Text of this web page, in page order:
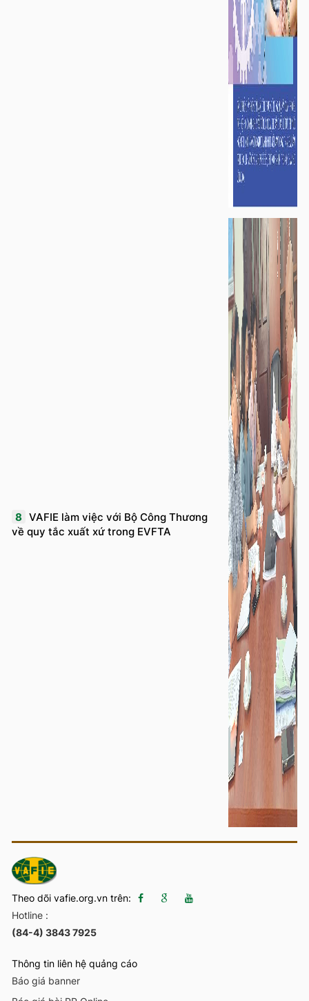
8 VAFIE làm việc với Bộ Công Thương
về quy tắc xuất xứ trong EVFTA
Theo dõi vafie.org.vn trên:
Hotline :
(84-4) 3843 7925
Thông tin liên hệ quảng cáo
Báo giá banner